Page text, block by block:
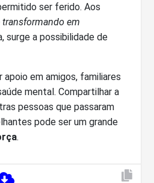
ser ferido. Aos
transformando em
surge a possibilidade de
apoio em amigos, familiares
mental. Compartilhar a
pessoas que passaram
pode ser um grande
.